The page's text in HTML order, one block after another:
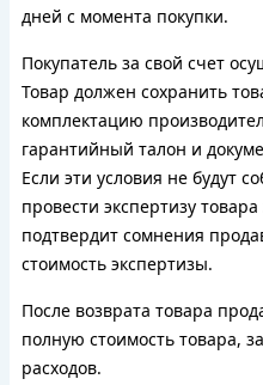
дней с момента покупки.
Покупатель за свой счет
Товар должен сохранить
комплектацию
гарантийный талон и
Если эти условия не будут
провести экспертизу
подтвердит сомнения
стоимость экспертизы.
После возврата товара
полную стоимость товара,
расходов.